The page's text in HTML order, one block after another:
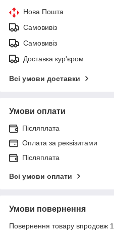
Нова Пошта
Самовивіз
Самовивіз
Доставка кур'єром
Всі умови доставки
Умови оплати
Післяплата
Оплата за реквізитами
Післяплата
Всі умови оплати
Умови повернення
Повернення товару впродовж